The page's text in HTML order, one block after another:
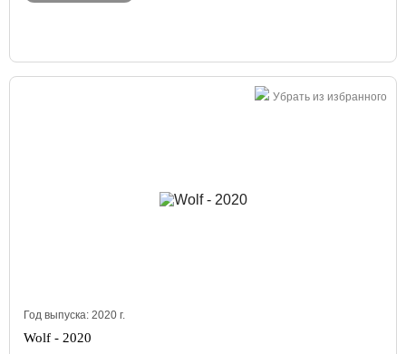
Убрать из избранного
Год выпуска: 2020 г.
Wolf - 2020